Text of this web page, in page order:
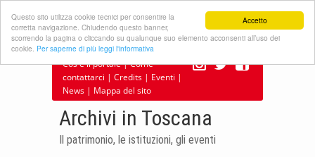
Accetto
Questo sito utilizza cookie tecnici per consentire la
corretta navigazione. Chiudendo questo banner,
scorrendo la pagina o cliccando su qualunque suo elemento acconsenti all’uso dei
cookie. Per saperne di più leggi l'informativa
Cos'è il portale|Come
contattarci | Credits | Eventi |
News | Mappa del sito
Archivi in Toscana
Il patrimonio, le istituzioni, gli eventi